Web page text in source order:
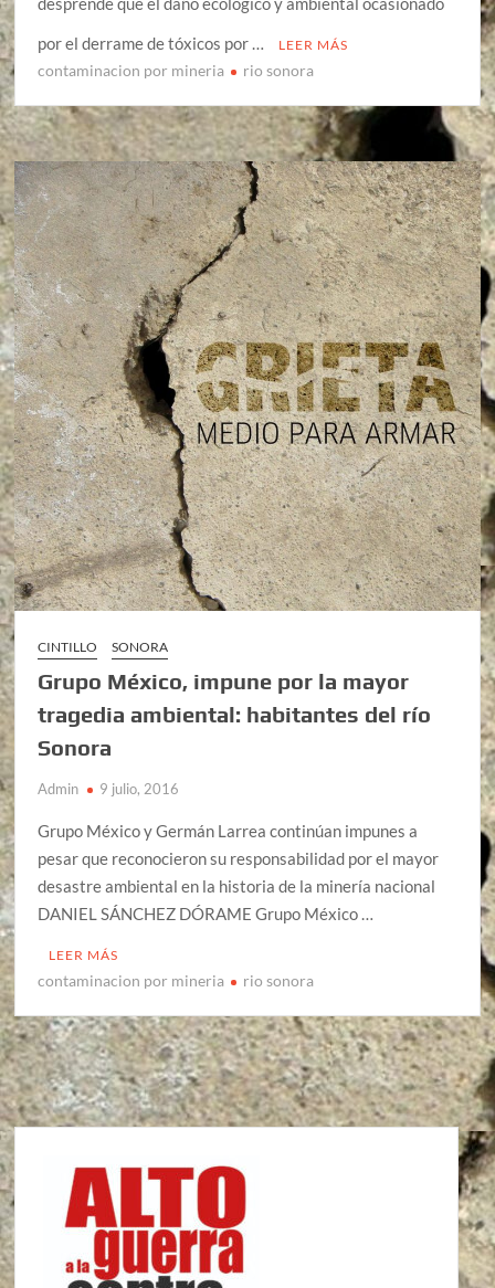
por el derrame de tóxicos por …
LEER MÁS
contaminacion por mineria rio sonora
CINTILLO SONORA
Grupo México, impune por la mayor
tragedia ambiental: habitantes del río
Sonora
Admin 9 julio, 2016
Grupo México y Germán Larrea continúan impunes a
pesar que reconocieron su responsabilidad por el mayor
desastre ambiental en la historia de la minería nacional
DANIEL SÁNCHEZ DÓRAME Grupo México …
LEER MÁS
contaminacion por mineria rio sonora